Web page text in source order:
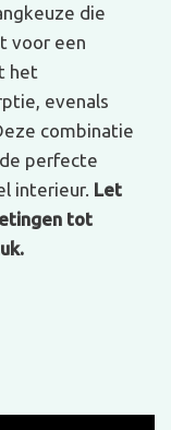
die
voor een
het
evenals
combinatie
perfecte
interieur. Let
tot